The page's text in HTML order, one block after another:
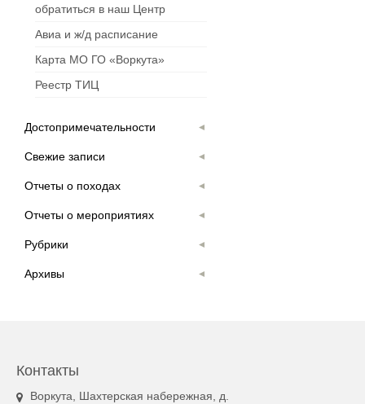
обратиться в наш Центр
Авиа и ж/д расписание
Карта МО ГО «Воркута»
Реестр ТИЦ
Достопримечательности
Свежие записи
Отчеты о походах
Отчеты о мероприятиях
Рубрики
Архивы
Контакты
Воркута, Шахтерская набережная, д.